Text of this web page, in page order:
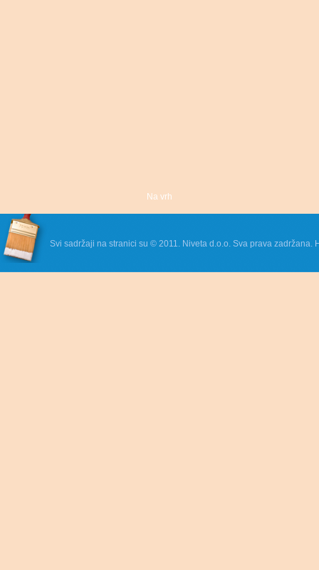
Na vrh
Svi sadržaji na stranici su © 2011. Niveta d.o.o. Sva prava zadržana.